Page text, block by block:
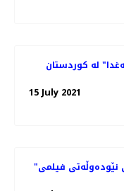
لە کوردستان
15 July 2021
"ئەزموون" لە به‌شی ماڕکێتی فێستیڤاڵی نێوده‌وڵه‌تی فیلمی